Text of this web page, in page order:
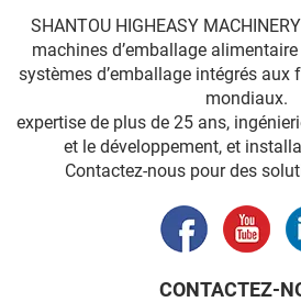
SHANTOU HIGHEASY
machines d’emballage
systèmes d’emballage intégrés
mondiaux.
expertise de plus de 25 ans,
et le développement, et
Contactez-nous pour des
CONTACTEZ-